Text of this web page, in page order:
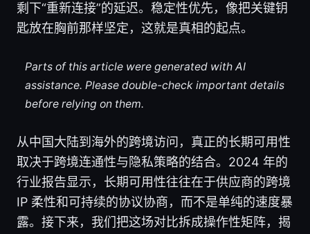
剩下“重新连接”的延迟。稳定性优先，像把关键钥
匙放在胸前那样坚定，这就是真相的起点。
Parts of this article were generated with AI
assistance. Please double-check important details
before relying on them.
从中国大陆到海外的跨境访问，真正的长期可用性
取决于跨境连通性与隐私策略的结合。2024 年的
行业报告显示，长期可用性往往在于供应商的跨境
IP 柔性和可持续的协议协商，而不是单纯的速度暴
露。接下来，我们把这场对比拆成操作性矩阵，揭